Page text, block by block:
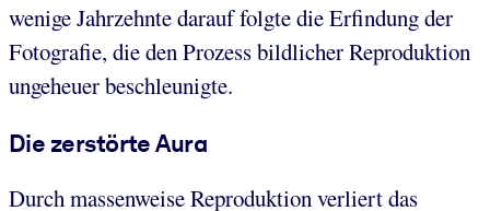
wenige Jahrzehnte darauf folgte die Erfindung der
Fotografie, die den Prozess bildlicher Reproduktion
ungeheuer beschleunigte.
Die zerstörte Aura
Durch massenweise Reproduktion verliert das